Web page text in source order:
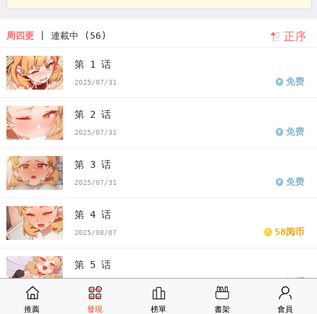
周四更| 連載中 (56) 正序
第 1 话
2025/07/31 免费
第 2 话
2025/07/31 免费
第 3 话
2025/07/31 免费
第 4 话
2025/08/07 58阅币
第 5 话
58阅币
推薦 發現 榜單 書架 會員